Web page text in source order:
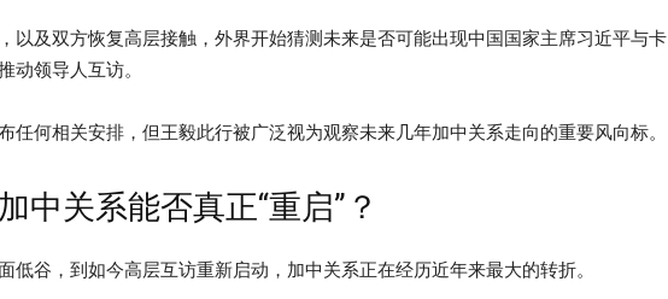
以及双方恢复高层接触，外界开始猜测未来是否可能出现中国国家主席习近平与卡
动领导人互访。
任何相关安排，但王毅此行被广泛视为观察未来几年加中关系走向的重要风向标。
中关系能否真正“重启”？
低谷，到如今高层互访重新启动，加中关系正在经历近年来最大的转折。